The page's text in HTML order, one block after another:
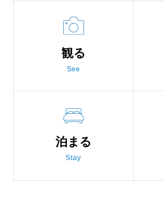
観る
See
泊まる
Stay